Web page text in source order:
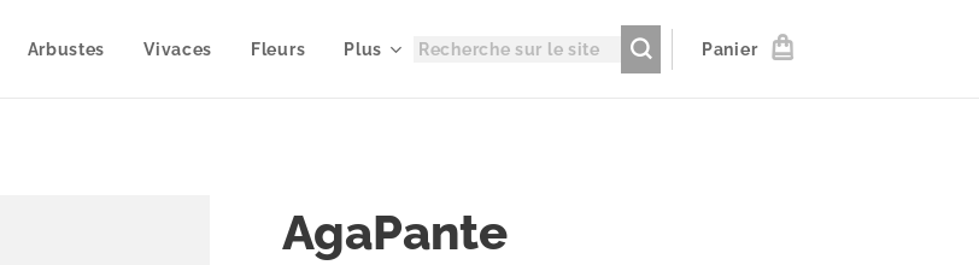
Arbustes Vivaces Fleurs Plus Panier
AgaPante